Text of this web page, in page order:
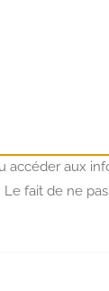
aux
fait de ne